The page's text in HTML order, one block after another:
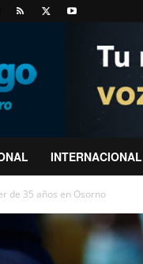
INTERNACIONAL
de 35 años en Osorno